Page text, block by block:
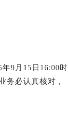
9月15日16:00时
务必认真核对，